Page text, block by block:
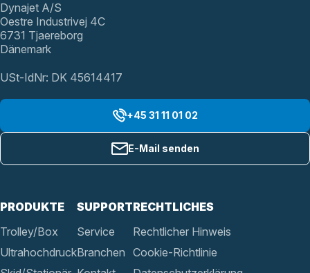
PRODUKTE
Trolley/Box
Ultrahochdruck
SUPPORT
Service
Branchen
RECHTLICHES
Rechtlicher Hinweis
Cookie-Richtlinie
Dynajet A/S
Oestre Industrivej 4C
6731 Tjaereborg
Dänemark
USt-IdNr: DK 45614417
+45 31 11 01 02
E-Mail senden